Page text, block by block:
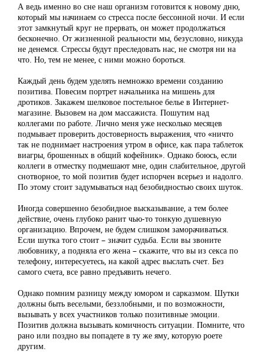
А ведь именно во сне наш организм готовится к новому дню,
который мы начинаем со стресса после бессонной ночи. И если
этот замкнутый круг не прервать, он может продолжаться
бесконечно. От жизненной реальности мы, безусловно, никуда
не денемся. Стрессы будут преследовать нас, не смотря ни на
что. Но, тем не менее, с ними можно бороться.
Каждый день будем уделять немножко времени созданию
позитива. Повесим портрет начальника на мишень для
дротиков. Закажем шелковое постельное белье в Интернет-
магазине. Вызовем на дом массажиста. Пошутим над
коллегами по работе. Лично меня уже несколько месяцев
подмывает проверить достоверность выражения, что «ничто
так не поднимает настроения утром в офисе, как пара таблеток
виагры, брошенных в общий кофейник». Однако боюсь, если
коллеги в отместку подмешают мне, один слабительное, другой
снотворное, то мой позитив будет испорчен всерьез и надолго.
По этому стоит задумываться над безобидностью своих шуток.
Иногда совершенно безобидное высказывание, а тем более
действие, очень глубоко ранит чью-то тонкую душевную
организацию. Впрочем, не будем слишком заморачиваться.
Если шутка того стоит – значит судьба. Если вы звоните
любовнику, а подняла его жена – скажите, что вы из секса по
телефону, интересуетесь, на какой адрес выслать счет. Без
самого счета, все равно предъявить нечего.
Однако помним разницу между юмором и сарказмом. Шутки
должны быть веселыми, беззлобными, и по возможности,
вызывать у всех участников только позитивные эмоции.
Позитив должна вызывать комичность ситуации. Помните, что
рано или поздно вы попадете в ту же яму, которую роете
другим.